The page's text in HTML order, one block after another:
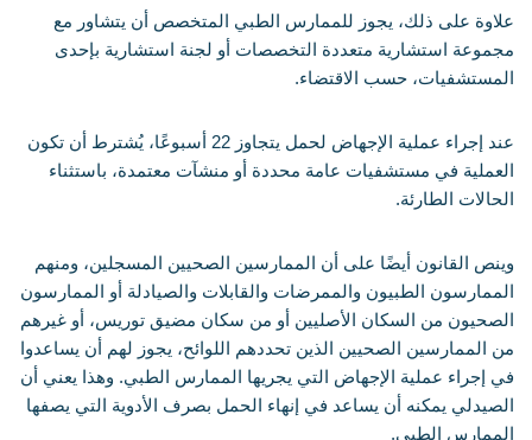
علاوة على ذلك، يجوز للممارس الطبي المتخصص أن يتشاور مع
مجموعة استشارية متعددة التخصصات أو لجنة استشارية بإحدى
المستشفيات، حسب الاقتضاء.
عند إجراء عملية الإجهاض لحمل يتجاوز 22 أسبوعًا، يُشترط أن تكون
العملية في مستشفيات عامة محددة أو منشآت معتمدة، باستثناء
الحالات الطارئة.
وينص القانون أيضًا على أن الممارسين الصحيين المسجلين، ومنهم
الممارسون الطبيون والممرضات والقابلات والصيادلة أو الممارسون
الصحيون من السكان الأصليين أو من سكان مضيق توريس، أو غيرهم
من الممارسين الصحيين الذين تحددهم اللوائح، يجوز لهم أن يساعدوا
في إجراء عملية الإجهاض التي يجريها الممارس الطبي. وهذا يعني أن
الصيدلي يمكنه أن يساعد في إنهاء الحمل بصرف الأدوية التي يصفها
الممارس الطبي.